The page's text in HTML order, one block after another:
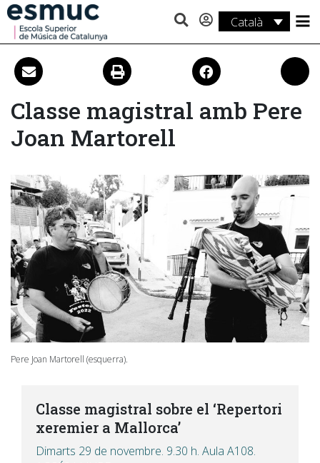
Català
Estudis
Recerca
Serveis
Activitats
Classe magistral amb Pere
Joan Martorell
Pere Joan Martorell (esquerra).
Classe magistral sobre el ‘Repertori
xeremier a Mallorca’
Dimarts 29 de novembre. 9.30 h. Aula A108.